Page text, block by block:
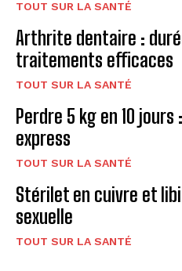
TOUT SUR LA SANTÉ
Arthrite dentaire :
traitements efficaces
TOUT SUR LA SANTÉ
Perdre 5 kg en 10
express
TOUT SUR LA SANTÉ
Stérilet en cuivre et
sexuelle
TOUT SUR LA SANTÉ